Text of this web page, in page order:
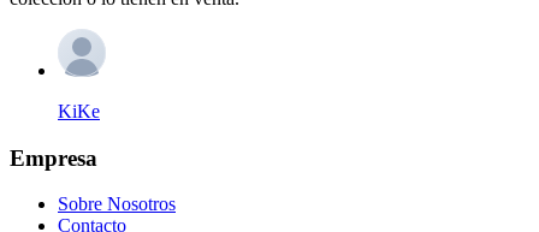
KiKe
Empresa
Sobre Nosotros
Contacto